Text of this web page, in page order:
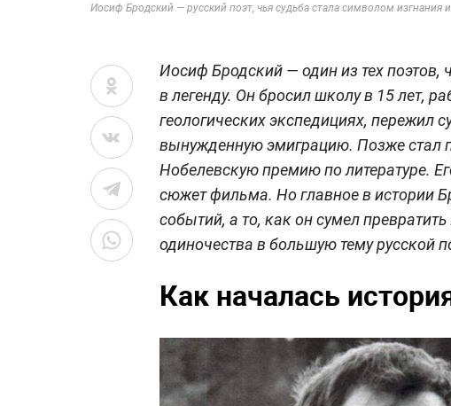
Иосиф Бродский — русский поэт, чья судьба стала символом
Иосиф Бродский — один из тех поэтов,
в легенду. Он бросил школу в 15 лет,
геологических экспедициях, пережил
вынужденную эмиграцию. Позже стал
Нобелевскую премию по литературе.
сюжет фильма. Но главное в истории
событий, а то, как он сумел
одиночества в большую тему русской
Как началась